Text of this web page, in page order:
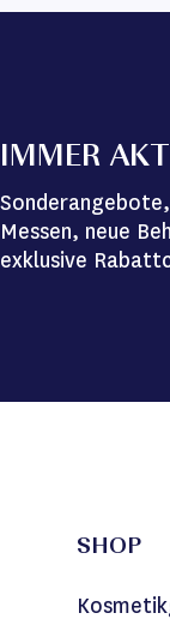
IMMER
Messen, neue
exklusive
SHOP